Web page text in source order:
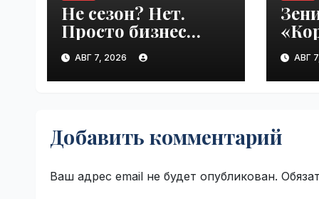
Не сезон? Нет.
Просто бизнес
привык, что
клиенты сами
приходят |
АВГ 7, 2026 АВГ
Добавить комментарий
Ваш адрес email не будет опубликован.